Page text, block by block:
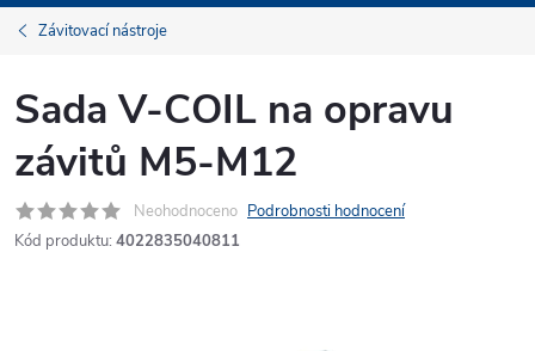
Závitovací nástroje
Sada V-COIL na opravu
závitů M5-M12
Neohodnoceno Podrobnosti hodnocení
Kód produktu: 4022835040811